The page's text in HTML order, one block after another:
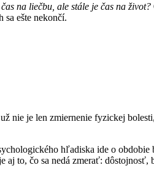
na liečbu, ale stále je čas na život?
sa ešte nekončí.
nie je len zmiernenie fyzickej
hľadiska ide o
aj to, čo sa nedá zmerať: